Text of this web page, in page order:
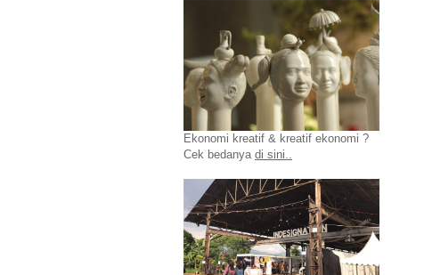
Ekonomi kreatif & kreatif ekonomi ?
Cek bedanya di sini..